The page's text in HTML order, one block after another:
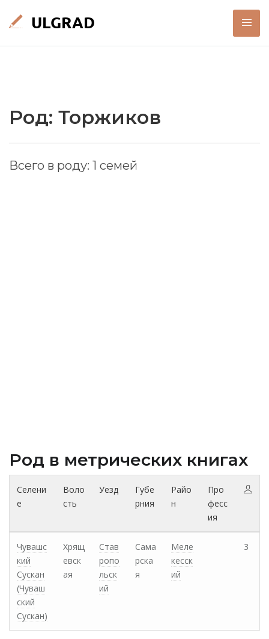
Род: Торжиков
Всего в роду: 1 семей
Род в метрических книгах
Селени
е
Воло
сть
Уезд
Губе
рния
Райо
н
Про
фесс
ия
Чувашс
кий
Сускан
(Чуваш
ский
Сускан)
Хрящ
евск
ая
Став
ропо
льск
ий
Сама
рска
я
Меле
кесск
ий
3